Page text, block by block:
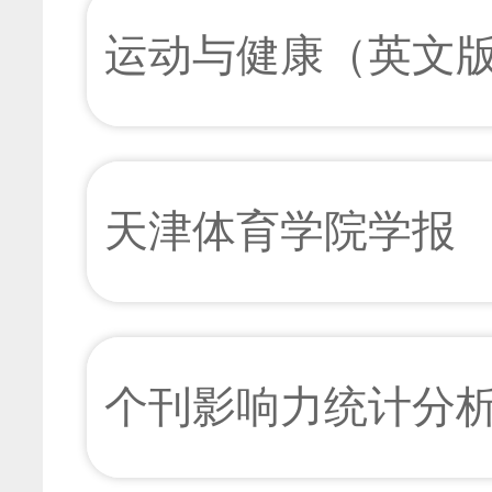
运动与健康（英文
天津体育学院学报
个刊影响力统计分